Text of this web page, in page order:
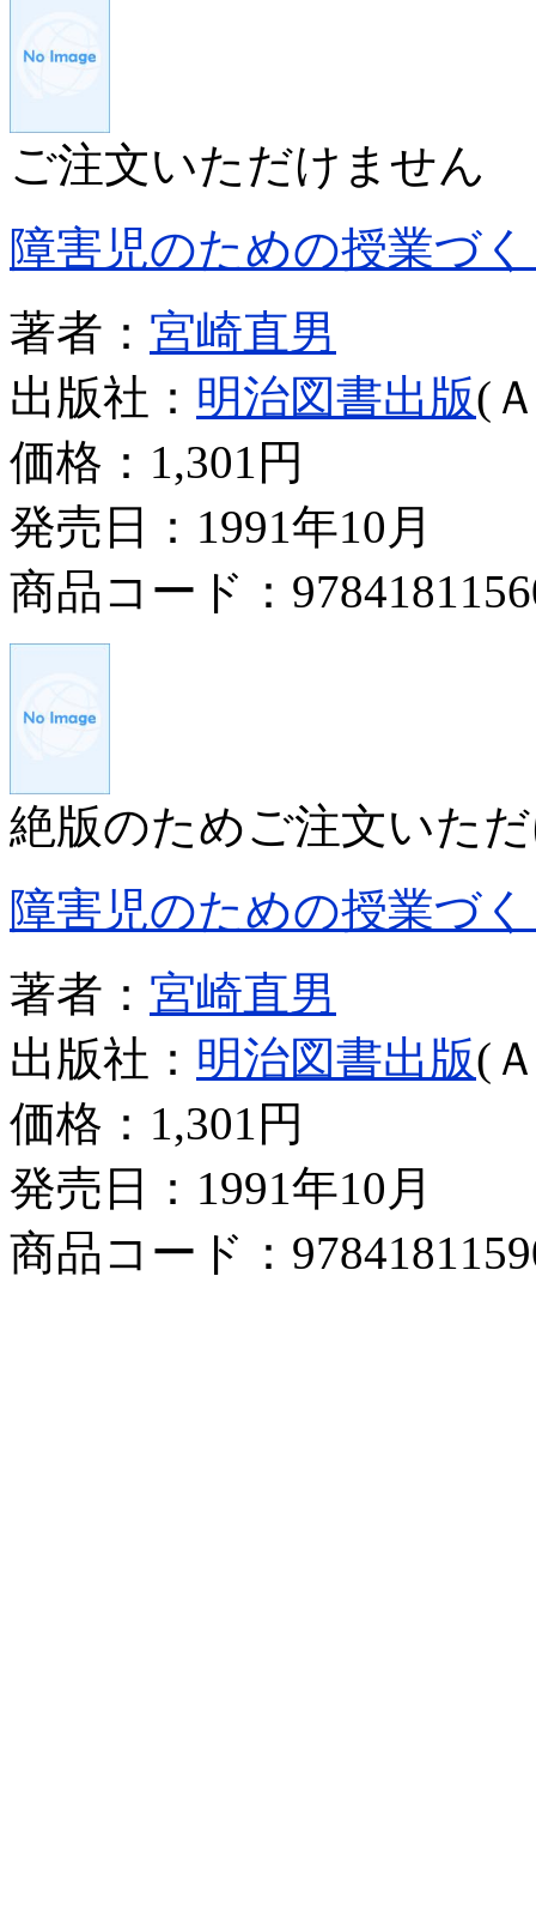
ご注文いただけません
障害児のための授業づ
著者： 宮崎直男
出版社： 明治図書出版(
価格： 1,301円
発売日：1991年10月
商品コード：
絶版のためご注文いた
障害児のための授業づ
著者： 宮崎直男
出版社： 明治図書出版(
価格： 1,301円
発売日：1991年10月
商品コード：